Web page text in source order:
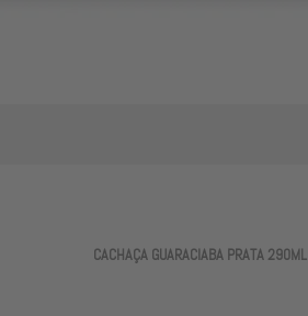
CACHAÇA GUARACIABA PRATA 290ML